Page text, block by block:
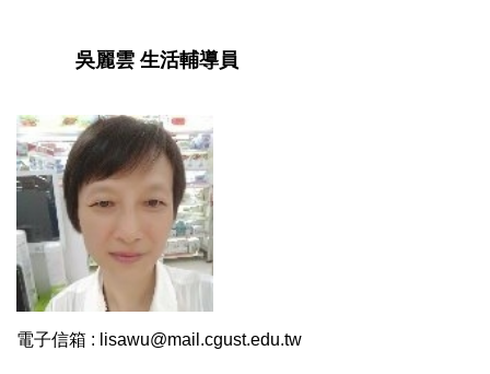
吳麗雲 生活輔導員
電子信箱 : lisawu@mail.cgust.edu.tw